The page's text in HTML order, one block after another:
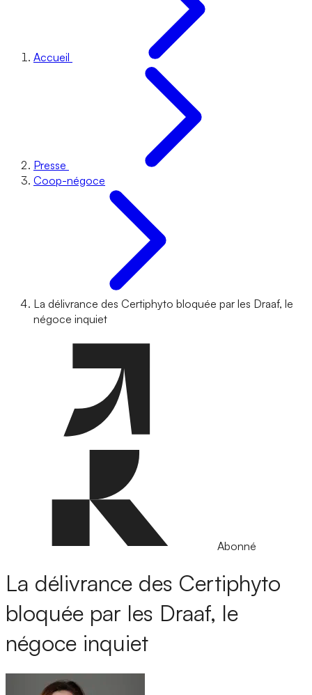
Accueil
Presse
Coop-négoce
La délivrance des Certiphyto bloquée par les Draaf, le
négoce inquiet
Abonné
La délivrance des Certiphyto
bloquée par les Draaf, le
négoce inquiet